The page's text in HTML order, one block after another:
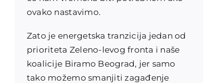
ovako nastavimo.
Zato je energetska tranzicija jedan od
prioriteta Zeleno-levog fronta i naše
koalicije Biramo Beograd, jer samo
tako možemo smanjiti zagađenje